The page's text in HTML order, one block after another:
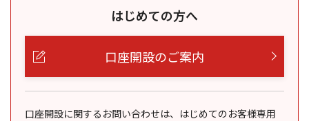
はじめての方へ
口座開設のご案内
口座開設に関するお問い合わせは、はじめてのお客様専用